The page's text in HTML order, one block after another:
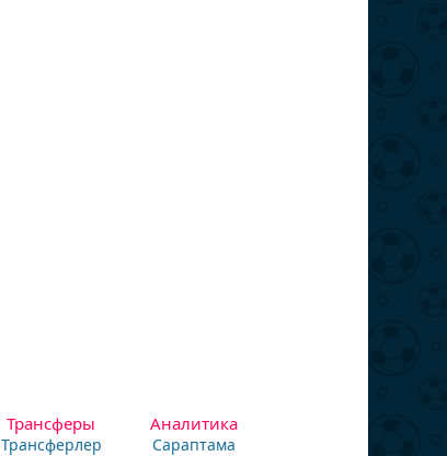
Трансферы
Трансферлер
Аналитика
Сараптама